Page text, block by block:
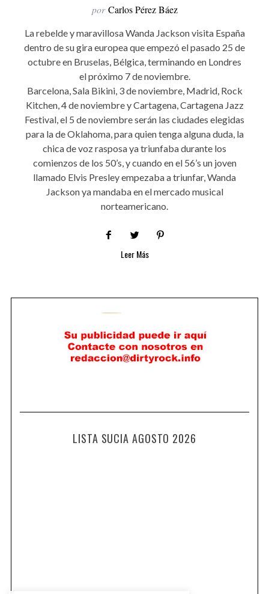
por Carlos Pérez Báez
La rebelde y maravillosa Wanda Jackson visita España
dentro de su gira europea que empezó el pasado 25 de
octubre en Bruselas, Bélgica, terminando en Londres
el próximo 7 de noviembre.
Barcelona, Sala Bikini, 3 de noviembre, Madrid, Rock
Kitchen, 4 de noviembre y Cartagena, Cartagena Jazz
Festival, el 5 de noviembre serán las ciudades elegidas
para la de Oklahoma, para quien tenga alguna duda, la
chica de voz rasposa ya triunfaba durante los
comienzos de los 50’s, y cuando en el 56’s un joven
llamado Elvis Presley empezaba a triunfar, Wanda
Jackson ya mandaba en el mercado musical
norteamericano.
Leer Más
LISTA SUCIA AGOSTO 2026